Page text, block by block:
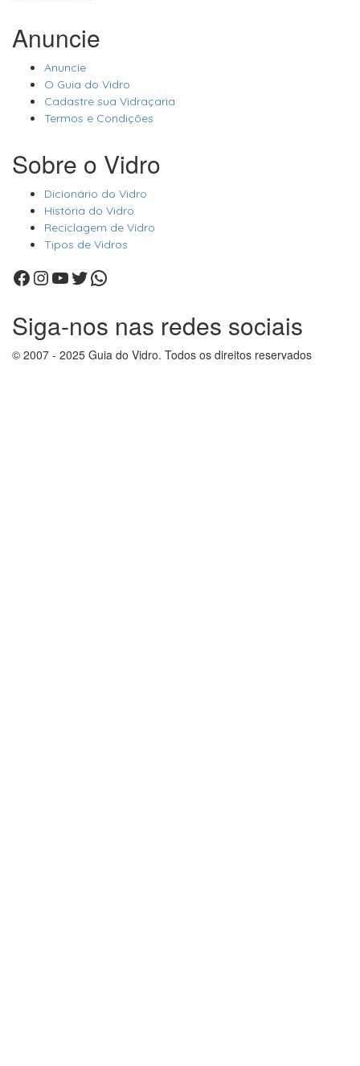
Anuncie
Anuncie
O Guia do Vidro
Cadastre sua Vidraçaria
Termos e Condições
Sobre o Vidro
Dicionário do Vidro
História do Vidro
Reciclagem de Vidro
Tipos de Vidros
Facebook
Instagram
Youtube
TwitterWhatsApp
Siga-nos nas redes sociais
© 2007 - 2025 Guia do Vidro. Todos os direitos reservados